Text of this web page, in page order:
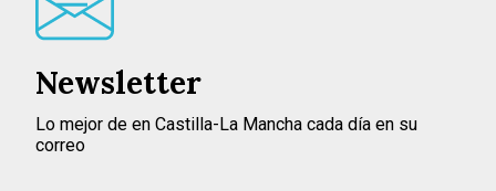
Newsletter
Lo mejor de en Castilla-La Mancha cada día en su
correo